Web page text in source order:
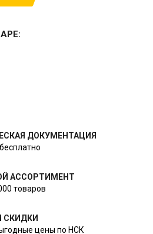
ДОКУМЕНТАЦИЯ
АССОРТИМЕНТ
товаров
СКИДКИ
цены по НСК